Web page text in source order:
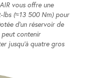
vous offre une
lbs (≈13 500 Nm) pour
d'un réservoir de
contenir
jusqu'à quatre gros